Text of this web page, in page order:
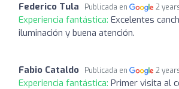
Federico Tula Publicada en 2
Experiencia fantástica: Excelentes
iluminación y buena atención.
Fabio Cataldo Publicada en 2
Experiencia fantástica: Primer visita al